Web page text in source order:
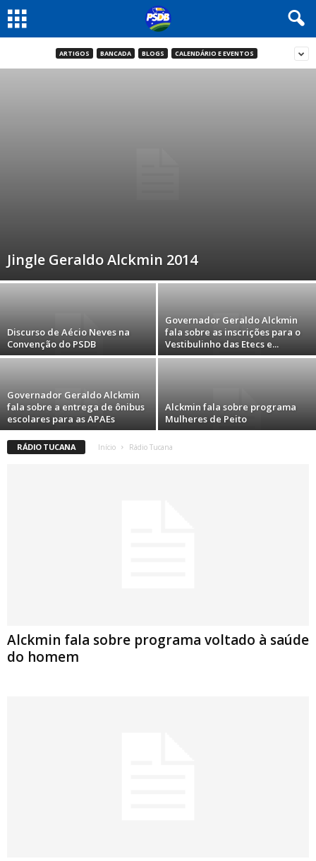
ARTIGOS BANCADA BLOGS CALENDÁRIO E EVENTOS
Jingle Geraldo Alckmin 2014
Discurso de Aécio Neves na
Convenção do PSDB
Governador Geraldo Alckmin
fala sobre as inscrições para o
Vestibulinho das Etecs e...
Governador Geraldo Alckmin
fala sobre a entrega de ônibus
escolares para as APAEs
Alckmin fala sobre programa
Mulheres de Peito
RÁDIO TUCANA Início Rádio Tucana
Alckmin fala sobre programa voltado à saúde
do homem